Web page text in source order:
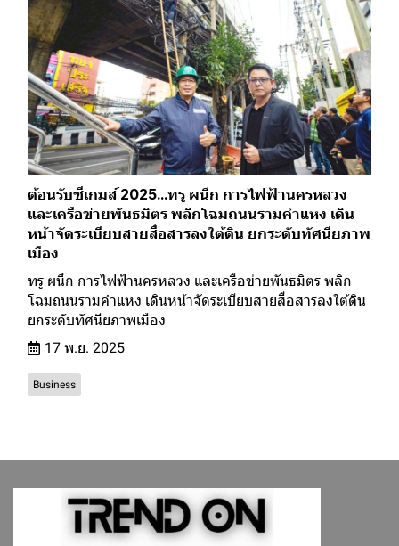
ต้อนรับซีเกมส์ 2025...ทรู ผนึก การไฟฟ้านครหลวง
และเครือข่ายพันธมิตร พลิกโฉมถนนรามคำแหง เดิน
หน้าจัดระเบียบสายสื่อสารลงใต้ดิน ยกระดับทัศนียภาพ
เมือง
ทรู ผนึก การไฟฟ้านครหลวง และเครือข่ายพันธมิตร พลิก
โฉมถนนรามคำแหง เดินหน้าจัดระเบียบสายสื่อสารลงใต้ดิน
ยกระดับทัศนียภาพเมือง
17 พ.ย. 2025
Business